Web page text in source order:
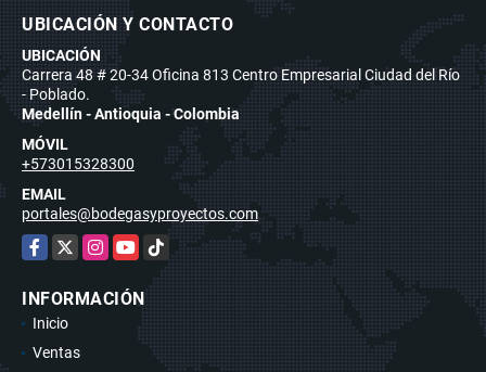
UBICACIÓN Y CONTACTO
UBICACIÓN
Carrera 48 # 20-34 Oficina 813 Centro Empresarial Ciudad del Río
- Poblado.
Medellín - Antioquia - Colombia
MÓVIL
+573015328300
EMAIL
portales@bodegasyproyectos.com
Facebook
X Instagram
YouTubeTikTok
INFORMACIÓN
Inicio
Ventas